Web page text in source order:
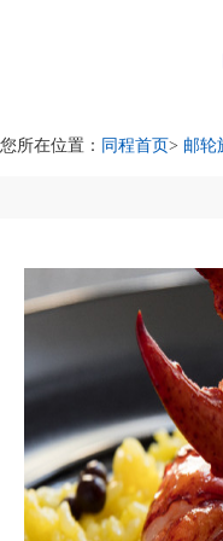
您所在位置： 同程首页> 邮轮